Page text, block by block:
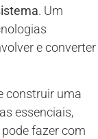
. Um
e converter
construir uma
essenciais,
fazer com